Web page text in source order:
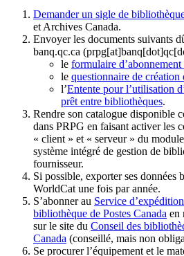
Demander un sigle de
et Archives Canada.
Envoyer les documents suivants
banq.qc.ca
le formulaire
le questionnaire de
l’Entente pour l’utilisation
prêt entre bibliothèques.
Rendre son catalogue disponible
dans PRPG en faisant activer les
« client » et « serveur » du
système intégré de gestion de
fournisseur.
Si possible, exporter ses données
WorldCat une fois par année.
S’abonner au Service
bibliothèque de Postes Canada en
sur le site du Conseil des
Canada (conseillé, mais non
Se procurer l’équipement et le